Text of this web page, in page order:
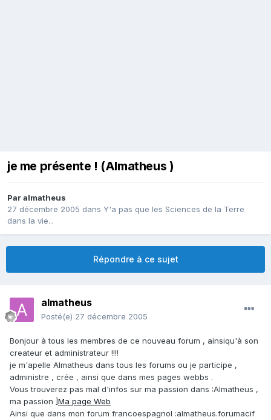
je me présente ! (Almatheus )
Paralmatheus
27 décembre 2005 dans Y'a pas que les Sciences de la Terre
dans la vie...
Répondre à ce sujet
almatheus
Posté(e) 27 décembre 2005
Bonjour à tous les membres de ce nouveau forum , ainsiqu'à son
createur et administrateur !!!!
je m'apelle Almatheus dans tous les forums ou je participe ,
administre , crée , ainsi que dans mes pages webbs .
Vous trouverez pas mal d'infos sur ma passion dans :Almatheus ,
ma passion ]Ma page Web
Ainsi que dans mon forum francoespagnol :almatheus.forumacif